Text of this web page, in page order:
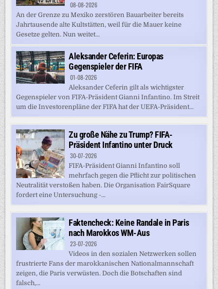
08-08-2026
An der Grenze zu Mexiko zerstören Bauarbeiter bereits
Jahrtausende alte Kultstätten, weil für die Mauer keine
Gesetze gelten. Nun weitet...
Aleksander Ceferin: Europas
Gegenspieler der FIFA
01-08-2026
Aleksander Ceferin gilt als wichtigster
Gegenspieler von FIFA-Präsident Gianni Infantino. Im Streit
um die Investorenpläne der FIFA hat der UEFA-Präsident...
Zu große Nähe zu Trump? FIFA-
Präsident Infantino unter Druck
30-07-2026
FIFA-Präsident Gianni Infantino soll
mehrfach gegen die Pflicht zur politischen
Neutralität verstoßen haben. Die Organisation FairSquare
fordert eine Untersuchung -...
Faktencheck: Keine Randale in Paris
nach Marokkos WM-Aus
23-07-2026
Videos in den sozialen Netzwerken sollen
frustrierte Fans der marokkanischen Nationalmannschaft
zeigen, die Paris verwüsten. Doch die Botschaften sind
falsch,...